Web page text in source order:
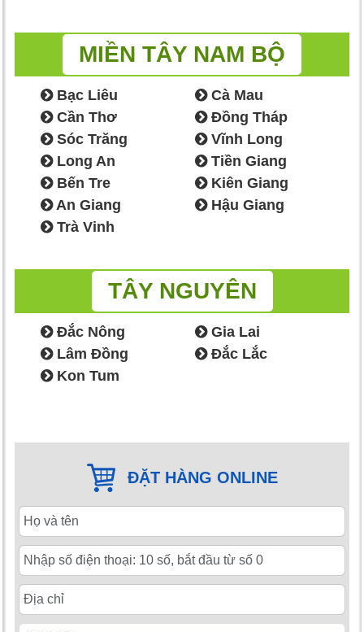
MIỀN TÂY NAM BỘ
Bạc Liêu
Cà Mau
Cần Thơ
Đồng Tháp
Sóc Trăng
Vĩnh Long
Long An
Tiền Giang
Bến Tre
Kiên Giang
An Giang
Hậu Giang
Trà Vinh
TÂY NGUYÊN
Đắc Nông
Gia Lai
Lâm Đồng
Đắc Lắc
Kon Tum
ĐẶT HÀNG ONLINE